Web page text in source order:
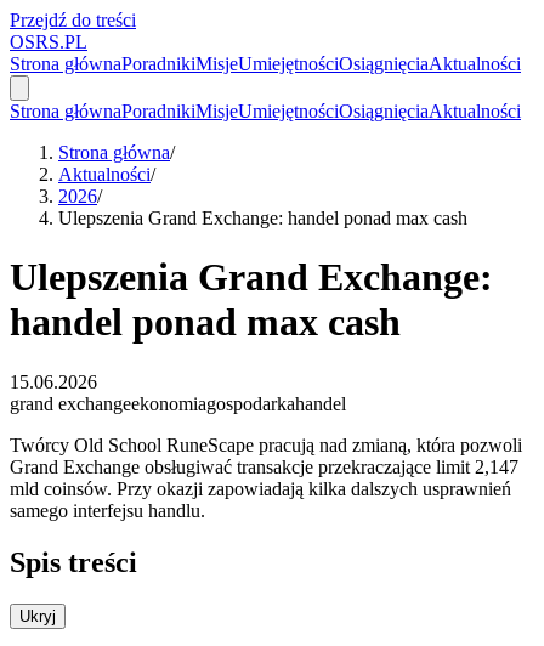
Przejdź do treści
OSRS.PL
Strona głównaPoradnikiMisjeUmiejętnościOsiągnięciaAktualności
Strona głównaPoradnikiMisjeUmiejętnościOsiągnięciaAktualności
Strona główna/
Aktualności/
2026/
Ulepszenia Grand Exchange: handel ponad max cash
Ulepszenia Grand Exchange:
handel ponad max cash
15.06.2026
grand exchangeekonomiagospodarkahandel
Twórcy Old School RuneScape pracują nad zmianą, która pozwoli
Grand Exchange obsługiwać transakcje przekraczające limit 2,147
mld coinsów. Przy okazji zapowiadają kilka dalszych usprawnień
samego interfejsu handlu.
Spis treści
Ukryj